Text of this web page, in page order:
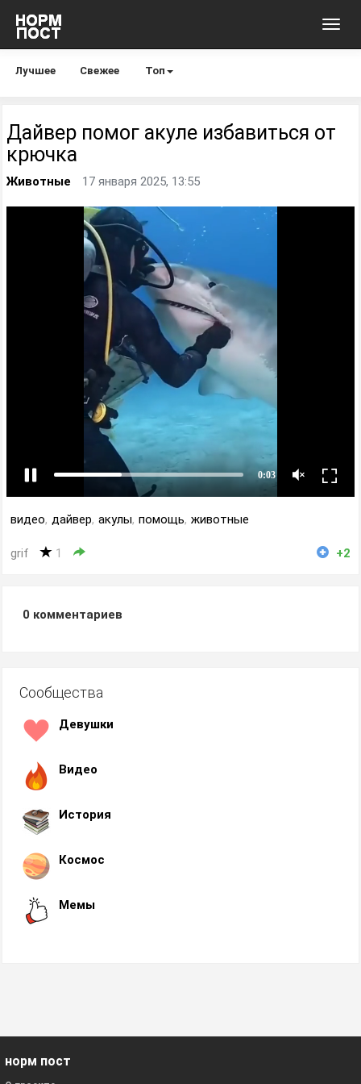
Лучшее Свежее Топ
Дайвер помог акуле избавиться от
крючка
Животные 17 января 2025, 13:55
видео, дайвер, акулы, помощь, животные
grif 1 +2
0 комментариев
Сообщества
Девушки
Видео
История
Космос
Мемы
норм пост